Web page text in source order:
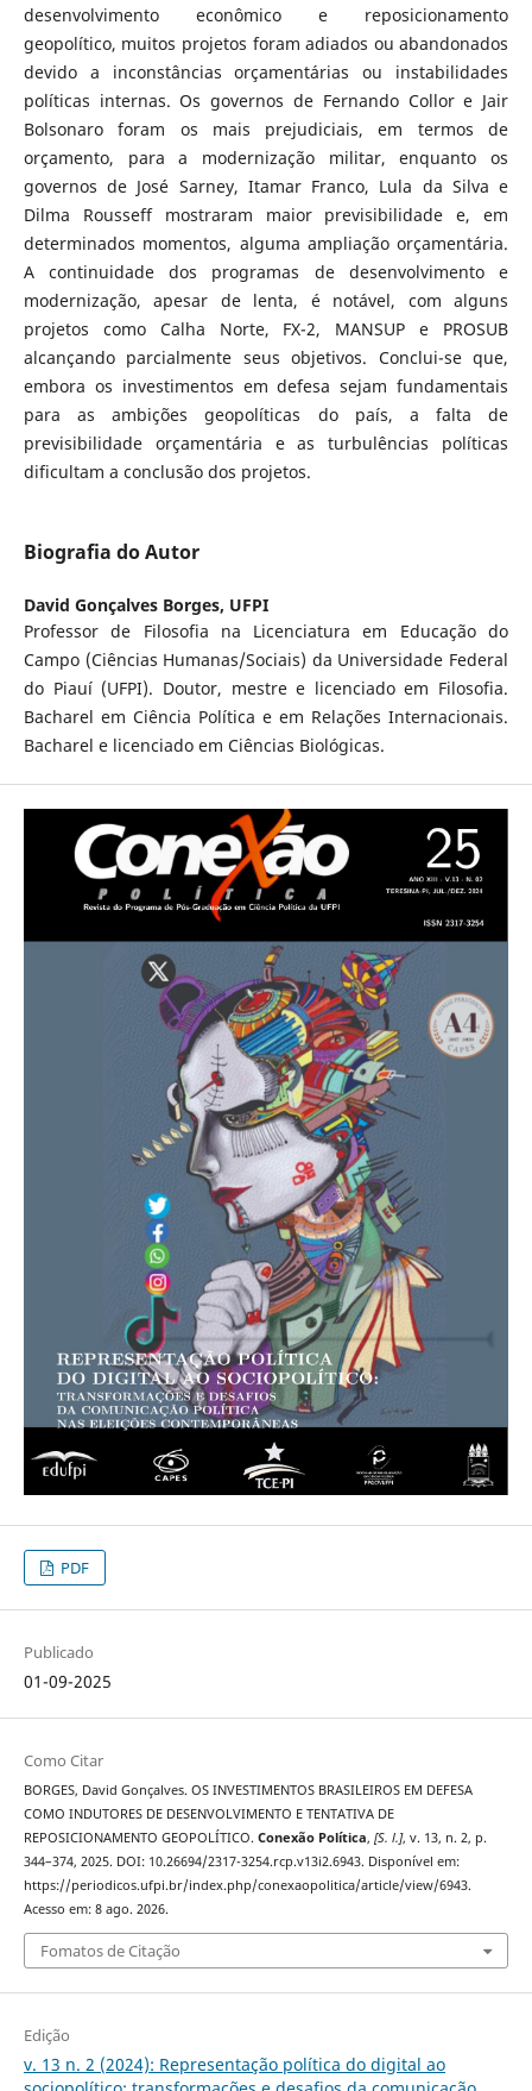
desenvolvimento econômico e reposicionamento
geopolítico, muitos projetos foram adiados ou abandonados
devido a inconstâncias orçamentárias ou instabilidades
políticas internas. Os governos de Fernando Collor e Jair
Bolsonaro foram os mais prejudiciais, em termos de
orçamento, para a modernização militar, enquanto os
governos de José Sarney, Itamar Franco, Lula da Silva e
Dilma Rousseff mostraram maior previsibilidade e, em
determinados momentos, alguma ampliação orçamentária.​
A continuidade dos programas de desenvolvimento e
modernização, apesar de lenta, é notável, com alguns
projetos como Calha Norte, FX-2, MANSUP e PROSUB
alcançando parcialmente seus objetivos. Conclui-se que,
embora os investimentos em defesa sejam fundamentais
para as ambições geopolíticas do país, a falta de
previsibilidade orçamentária e as turbulências políticas
dificultam a conclusão dos projetos.
Biografia do Autor
David Gonçalves Borges, UFPI
Professor de Filosofia na Licenciatura em Educação do
Campo (Ciências Humanas/Sociais) da Universidade Federal
do Piauí (UFPI). Doutor, mestre e licenciado em Filosofia.
Bacharel em Ciência Política e em Relações Internacionais.
Bacharel e licenciado em Ciências Biológicas.
PDF
Publicado
01-09-2025
Como Citar
BORGES, David Gonçalves. OS INVESTIMENTOS BRASILEIROS EM DEFESA
COMO INDUTORES DE DESENVOLVIMENTO E TENTATIVA DE
REPOSICIONAMENTO GEOPOLÍTICO. Conexão Política, [S. l.], v. 13, n. 2, p.
344–374, 2025. DOI: 10.26694/2317-3254.rcp.v13i2.6943. Disponível em:
https://periodicos.ufpi.br/index.php/conexaopolitica/article/view/6943.
Acesso em: 8 ago. 2026.
Fomatos de Citação
Edição
v. 13 n. 2 (2024): Representação política do digital ao